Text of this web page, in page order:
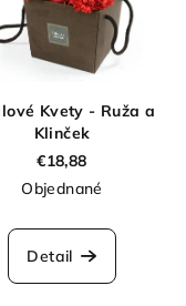
Kvety - Ruža a
Klinček
€18,88
Objednané
Detail